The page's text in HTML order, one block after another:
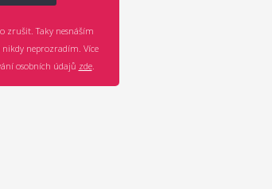
zrušit. Taky nesnáším
neprozradím. Více
osobních údajů zde.